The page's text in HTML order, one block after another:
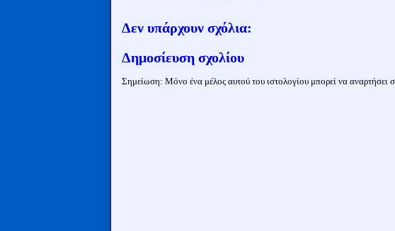
Δεν υπάρχουν σχόλια:
Δημοσίευση σχολίου
Σημείωση: Μόνο ένα μέλος αυτού του ιστολογίου μπορεί να αναρτήσει